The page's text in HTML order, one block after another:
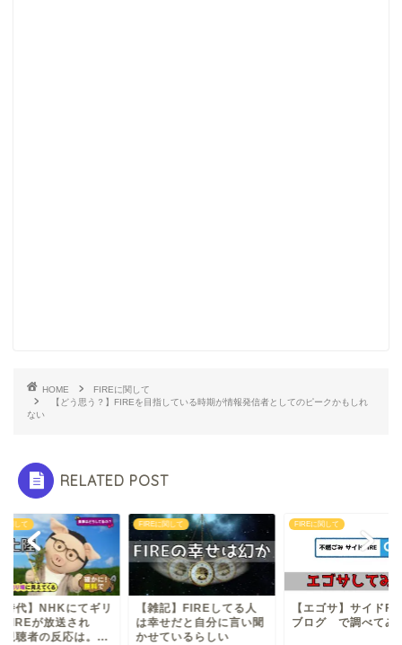
HOME
FIREに関して
【どう思う？】FIREを目指している時期が情報発信者としてのピークかもしれ
ない
RELATED POST
関して
時代】NHKにてギリ
FIREが放送され
視聴者の反応は。...
FIREに関して
【雑記】FIREしてる人
は幸せだと自分に言い聞
かせているらしい
FIREに関して
【エゴサ】サイド
ブログ で調べてみ